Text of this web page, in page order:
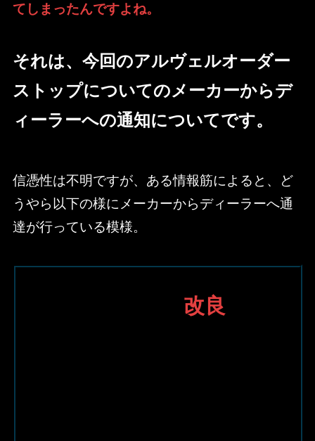
てしまったんですよね。
それは、今回のアルヴェルオーダー
ストップについてのメーカーからデ
ィーラーへの通知についてです。
信憑性は不明ですが、ある情報筋によると、ど
うやら以下の様にメーカーからディーラーへ通
達が行っている模様。
改良